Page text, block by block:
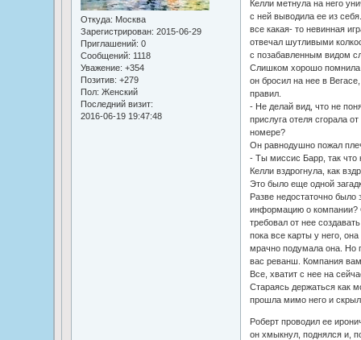
Откуда: Москва
Зарегистрирован: 2015-06-29
Приглашений: 0
Сообщений: 1118
Уважение: +354
Позитив: +279
Пол: Женский
Последний визит:
2016-06-19 19:47:48
Келли метнула на него
с ней выводила ее из
все какая- то невинная
отвечал шутливыми
с позабавленным видом
Слишком хорошо помнила
он бросил на нее в
правил.
- Не делай вид, что не
прислуга отеля сгорала
номере?
Он равнодушно пожал
- Ты миссис Барр, так что
Келли вздрогнула, как
Это было еще одной
Разве недостаточно было
информацию о компании?
требовал от нее
пока все карты у него,
мрачно подумала она. Но
вас реванш. Компания
Все, хватит с нее на
Стараясь держаться как
прошла мимо него и
Роберт проводил ее
он хмыкнул, поднялся и,